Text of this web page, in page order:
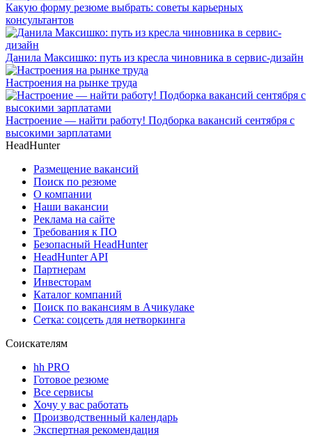
Какую форму резюме выбрать: советы карьерных
консультантов
Данила Максишко: путь из кресла чиновника в сервис-дизайн
Настроения на рынке труда
Настроение — найти работу! Подборка вакансий сентября с
высокими зарплатами
HeadHunter
Размещение вакансий
Поиск по резюме
О компании
Наши вакансии
Реклама на сайте
Требования к ПО
Безопасный HeadHunter
HeadHunter API
Партнерам
Инвесторам
Каталог компаний
Поиск по вакансиям в Ачикулаке
Сетка: соцсеть для нетворкинга
Соискателям
hh PRO
Готовое резюме
Все сервисы
Хочу у вас работать
Производственный календарь
Экспертная рекомендация